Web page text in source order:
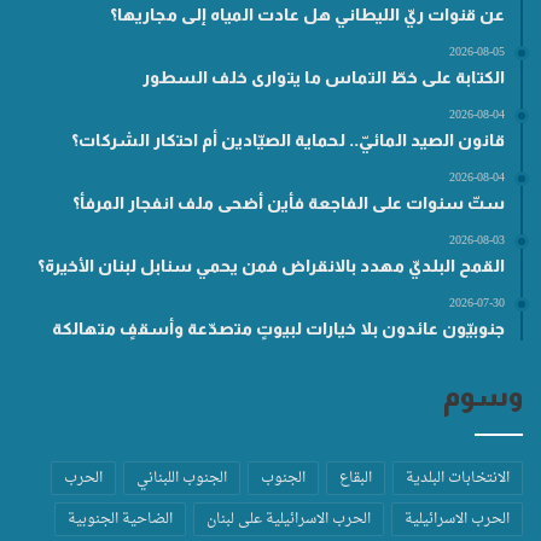
عن قنوات ريّ الليطاني هل عادت المياه إلى مجاريها؟
2026-08-05
الكتابة على خطّ التماس ما يتوارى خلف السطور
2026-08-04
قانون الصيد المائيّ.. لحماية الصيّادين أم احتكار الشركات؟
2026-08-04
ستّ سنوات على الفاجعة فأين أضحى ملف انفجار المرفأ؟
2026-08-03
القمح البلديّ مهدد بالانقراض فمن يحمي سنابل لبنان الأخيرة؟
2026-07-30
جنوبيّون عائدون بلا خيارات لبيوتٍ متصدّعة وأسقفٍ متهالكة
وسوم
الانتخابات البلدية البقاع الجنوب الجنوب اللبناني
الحرب
الحرب الاسرائيلية
الحرب الاسرائيلية على لبنان الضاحية الجنوبية